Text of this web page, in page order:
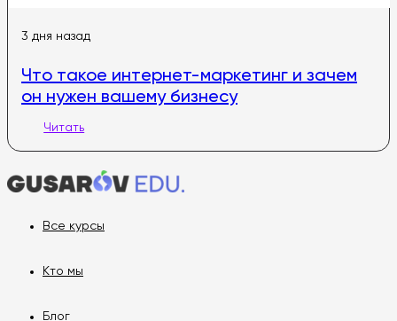
3 дня назад
Что такое интернет-маркетинг и зачем
он нужен вашему бизнесу
Читать
Все курсы
Кто мы
Блог